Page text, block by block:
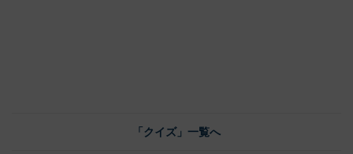
「クイズ」一覧へ